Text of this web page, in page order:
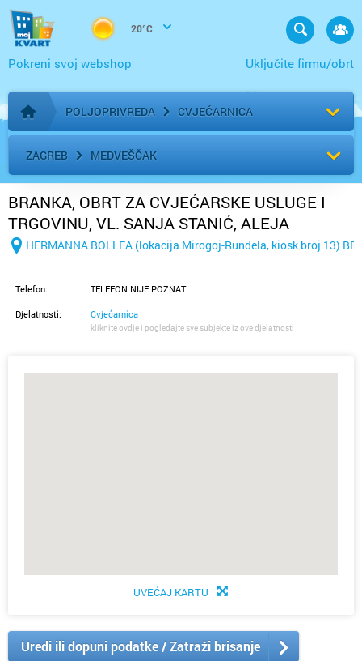
20°C
Uključite firmu/obrt
Pokreni svoj webshop
Početna stranica
POLJOPRIVREDA CVJEĆARNICA
ZAGREB MEDVEŠČAK
BRANKA, OBRT ZA CVJEĆARSKE USLUGE I
TRGOVINU, VL. SANJA STANIĆ, ALEJA
HERMANNA BOLLEA BB (lokacija Mirogoj-
HERMANNA BOLLEA (lokacija Mirogoj-Rundela, kiosk broj 13) BB,
Telefon: TELEFON NIJE POZNAT
Djelatnosti: Cvjećarnica
kliknite ovdje i pogledajte sve subjekte iz ove djelatnosti
UVEĆAJ KARTU
Uredi ili dopuni podatke / Zatraži brisanje